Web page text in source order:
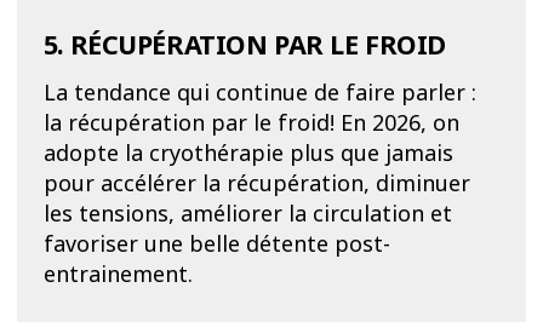
5. RÉCUPÉRATION PAR LE FROID
La tendance qui continue de faire parler :
la récupération par le froid! En 2026, on
adopte la cryothérapie plus que jamais
pour accélérer la récupération, diminuer
les tensions, améliorer la circulation et
favoriser une belle détente post-
entrainement.